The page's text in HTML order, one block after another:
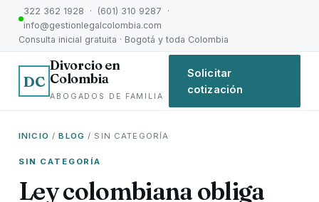
322 362 1928 · (601) 310 9287 ·
info@gestionlegalcolombia.com
Consulta inicial gratuita · Bogotá y toda Colombia
DC
Divorcio en
Colombia
ABOGADOS DE FAMILIA
Solicitar
cotización
INICIO /BLOG / SIN CATEGORÍA
SIN CATEGORÍA
Ley colombiana obliga